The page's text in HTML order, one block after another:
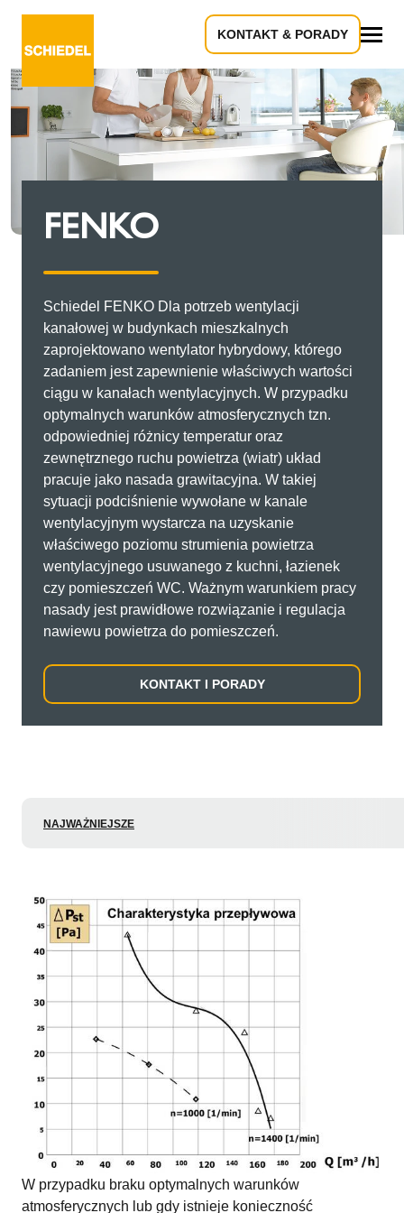
KONTAKT & PORADY
FENKO
Schiedel FENKO Dla potrzeb wentylacji
kanałowej w budynkach mieszkalnych
zaprojektowano wentylator hybrydowy, którego
zadaniem jest zapewnienie właściwych wartości
ciągu w kanałach wentylacyjnych. W przypadku
optymalnych warunków atmosferycznych tzn.
odpowiedniej różnicy temperatur oraz
zewnętrznego ruchu powietrza (wiatr) układ
pracuje jako nasada grawitacyjna. W takiej
sytuacji podciśnienie wywołane w kanale
wentylacyjnym wystarcza na uzyskanie
właściwego poziomu strumienia powietrza
wentylacyjnego usuwanego z kuchni, łazienek
czy pomieszczeń WC. Ważnym warunkiem pracy
nasady jest prawidłowe rozwiązanie i regulacja
nawiewu powietrza do pomieszczeń.
KONTAKT I PORADY
NAJWAŻNIEJSZE
W przypadku braku optymalnych warunków
atmosferycznych lub gdy istnieje konieczność